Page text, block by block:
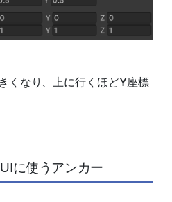
くなり、上に行くほどY座標
に使うアンカー